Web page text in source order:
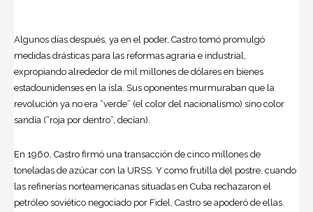
Algunos días después, ya en el poder, Castro tomó promulgó
medidas drásticas para las reformas agraria e industrial,
expropiando alrededor de mil millones de dólares en bienes
estadounidenses en la isla. Sus oponentes murmuraban que la
revolución ya no era “verde” (el color del nacionalismo) sino color
sandía (“roja por dentro”, decían).
En 1960, Castro firmó una transacción de cinco millones de
toneladas de azúcar con la URSS. Y como frutilla del postre, cuando
las refinerías norteamericanas situadas en Cuba rechazaron el
petróleo soviético negociado por Fidel, Castro se apoderó de ellas.